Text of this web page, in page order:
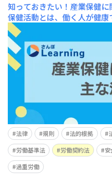
知っておきたい！産業保健
保健活動とは、働く人が健
づくりを目的としており、労
生産性の向上につながる幅
働く人や組織を対象としてお
る法令（法律、命令、公示・
っておくことは必要不可欠で
法律 規則 法的根拠
労働基準法
労働契約法
過重労働